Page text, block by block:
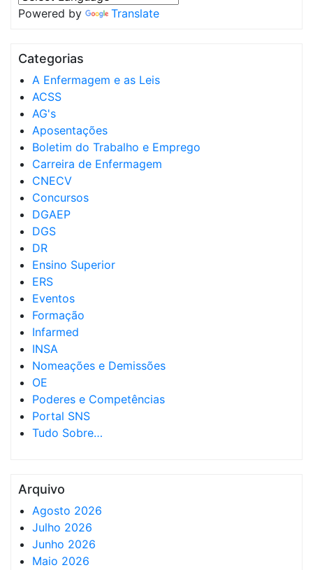
Powered by Translate
Categorias
A Enfermagem e as Leis
ACSS
AG's
Aposentações
Boletim do Trabalho e Emprego
Carreira de Enfermagem
CNECV
Concursos
DGAEP
DGS
DR
Ensino Superior
ERS
Eventos
Formação
Infarmed
INSA
Nomeações e Demissões
OE
Poderes e Competências
Portal SNS
Tudo Sobre…
Arquivo
Agosto 2026
Julho 2026
Junho 2026
Maio 2026